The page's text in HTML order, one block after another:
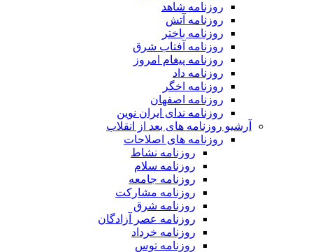
روزنامه شاهد
روزنامه آتش
روزنامه باختر
روزنامه آفتاب شرق
روزنامه پیغام امروز
روزنامه داد
روزنامه اخگر
روزنامه اصفهان
روزنامه ندای ایران نوین
آرشیو روزنامه های بعد از انقلاب
روزنامه های اصلاحات
روزنامه نشاط
روزنامه سلام
روزنامه جامعه
روزنامه مشارکت
روزنامه شرق
روزنامه عصر آزادگان
روزنامه خرداد
روزنامه توس